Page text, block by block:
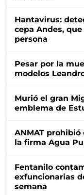
Hantavirus:
cepa Andes,
persona
Pesar por la
modelos
Murió el gran
emblema de
ANMAT
la firma Agua
Fentanilo
exfuncionarias
semana